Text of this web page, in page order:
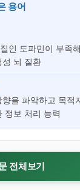
용어
인 도파민이 부족
성 뇌 질환
을 파악하고 목적
정보 처리 능력
전체보기